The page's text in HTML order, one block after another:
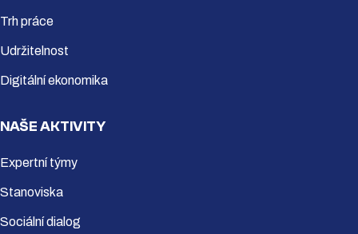
Trh práce
Udržitelnost
Digitální ekonomika
NAŠE AKTIVITY
Expertní týmy
Stanoviska
Sociální dialog